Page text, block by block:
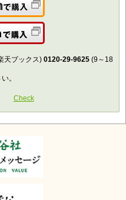
Amazonで購入
楽天で購入
天ブックス) 0120-29-9625 (9～18
。
Check